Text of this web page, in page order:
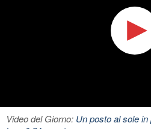
Video del Giorno: Un posto al sole